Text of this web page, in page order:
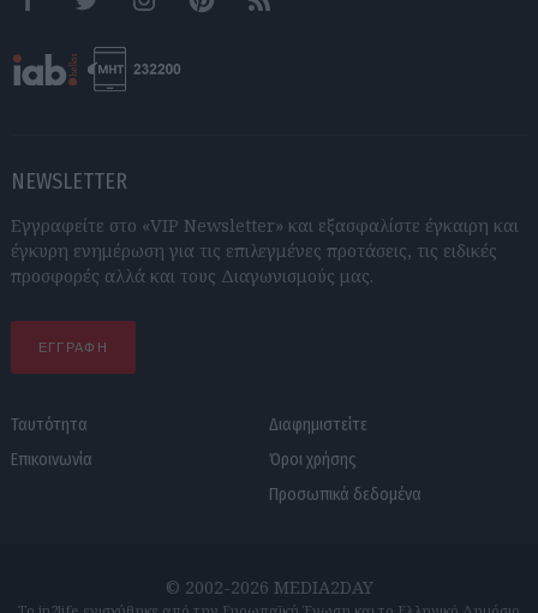
FacebookTwitter InstagramPinterestRSS feeds
NEWSLETTER
Εγγραφείτε στο «VIP Newsletter» και εξασφαλίστε έγκαιρη και
έγκυρη ενημέρωση για τις επιλεγμένες προτάσεις, τις ειδικές
προσφορές αλλά και τους Διαγωνισμούς μας.
ΕΓΓΡΑΦΗ
Ταυτότητα
Επικοινωνία
Διαφημιστείτε
Όροι χρήσης
Προσωπικά δεδομένα
© 2002-2026 MEDIA2DAY